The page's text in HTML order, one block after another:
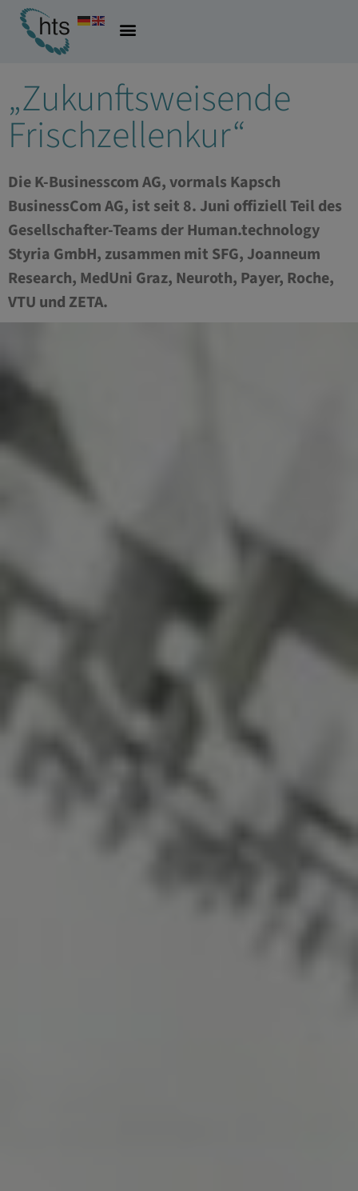
09.06.2022Allgemein
„Zukunftsweisende
Frischzellenkur“
Die K-Businesscom AG, vormals Kapsch
BusinessCom AG, ist seit 8. Juni offiziell Teil des
Gesellschafter-Teams der Human.technology
Styria GmbH, zusammen mit SFG, Joanneum
Research, MedUni Graz, Neuroth, Payer, Roche,
VTU und ZETA.